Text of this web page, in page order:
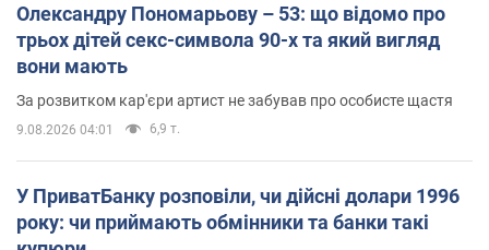
Олександру Пономарьову – 53: що відомо про
трьох дітей секс-символа 90-х та який вигляд
вони мають
За розвитком кар'єри артист не забував про особисте щастя
9.08.2026 04:01 6,9 т.
У ПриватБанку розповіли, чи дійсні долари 1996
року: чи приймають обмінники та банки такі